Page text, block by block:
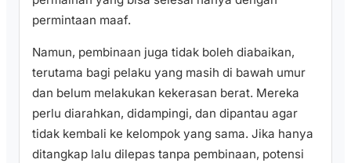
permintaan maaf.
Namun, pembinaan juga tidak boleh diabaikan,
terutama bagi pelaku yang masih di bawah umur
dan belum melakukan kekerasan berat. Mereka
perlu diarahkan, didampingi, dan dipantau agar
tidak kembali ke kelompok yang sama. Jika hanya
ditangkap lalu dilepas tanpa pembinaan, potensi